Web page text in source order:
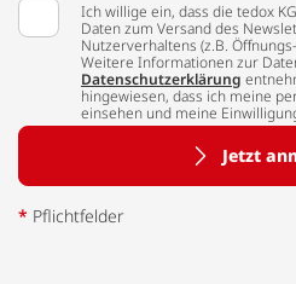
Ich willige ein, dass die tedox
Daten zum Versand des
Nutzerverhaltens (z.B.
Weitere Informationen zur
Datenschutzerklärung
hingewiesen, dass ich meine
einsehen und meine
Jetzt
* Pflichtfelder